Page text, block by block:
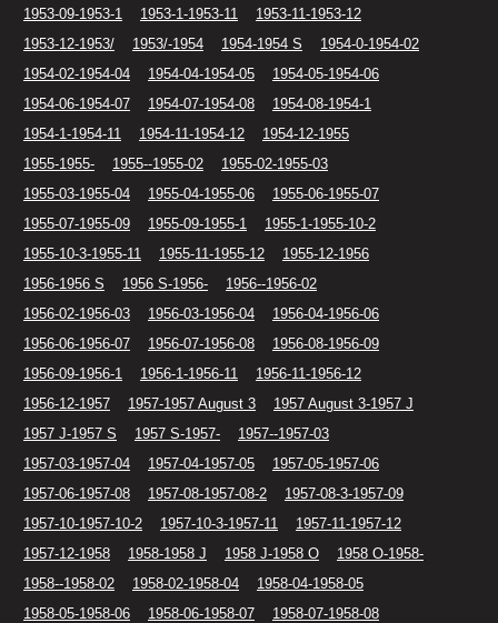
1953-09-1953-1 1953-1-1953-11
1953-11-1953-12
1953-12-1953/
1953/-1954 1954-1954 S
1954-0-1954-02
1954-02-1954-04
1954-04-1954-05
1954-05-1954-06
1954-06-1954-07
1954-07-1954-08
1954-08-1954-1
1954-1-1954-11
1954-11-1954-12
1954-12-1955
1955-1955-
1955--1955-02
1955-02-1955-03
1955-03-1955-04
1955-04-1955-06
1955-06-1955-07
1955-07-1955-09
1955-09-1955-1
1955-1-1955-10-2
1955-10-3-1955-11
1955-11-1955-12
1955-12-1956
1956-1956 S
1956 S-1956-
1956--1956-02
1956-02-1956-03
1956-03-1956-04
1956-04-1956-06
1956-06-1956-07
1956-07-1956-08
1956-08-1956-09
1956-09-1956-1
1956-1-1956-11
1956-11-1956-12
1956-12-1957
1957-1957 August 3
1957 August 3-1957 J
1957 J-1957 S
1957 S-1957-
1957--1957-03
1957-03-1957-04
1957-04-1957-05
1957-05-1957-06
1957-06-1957-08
1957-08-1957-08-2
1957-08-3-1957-09
1957-10-1957-10-2
1957-10-3-1957-11
1957-11-1957-12
1957-12-1958
1958-1958 J 1958 J-1958 O
1958 O-1958-
1958--1958-02
1958-02-1958-04
1958-04-1958-05
1958-05-1958-06
1958-06-1958-07
1958-07-1958-08